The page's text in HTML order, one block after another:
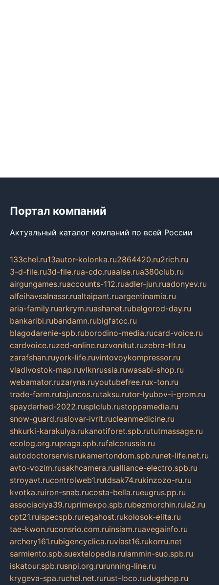
Портал компаний
Актуальный каталог компаний по всей России
133chel.ru13autor-kolonka.ru2864420.ru2rich.ru
3-d-file.ru3d-file.rua-cdc.ruaalse.rua380club.ru
airgungames.ruaccounts-112.ruadler-jun.ruadonyev.ru
alfeihavsalnassr.rualtaipant.ruargentinamia.ru
aria-family.ruarkrym.ruashanet.rubelgorod-day.ru
bankaribi.rubandamn.rubigfatcc.ru
blagodarenie-spb.ruborodino-media.rucard-voice.ru
cardvoice.ruzed-online.ruzvonitut.ruzebra-tlt.ru
zarafshan.ruyork-life.ruvintovoykompressor.ru
vladivostok-map.ruvlknrussia.ruwasabi-shop.ru
webamator.ruzaryna.ruyoutubefree.rux-ton.ru
trade-farm.rutajuncos.rutaksu.rutor-lyubov-i-grom.ru
spayderhed-2022.rusplclub.rustoppamedia.ru
snow-guard.ruslovar-ivrit.rucleanmedicine.ru
shkurki-karakulya.rukanotiforet.spb.rututmassage.ru
ecolog.org.rupraga.spb.rufalcorussia.ru
autodoctorservis.rukamertondom.spb.runet-life.net.ru
avto-vozim.rusakhcamera.rualliance-electro.spb.ru
stroyavt.rucontrolweb1.rutdsak74.rukinzozo-ru.ru
kvotka.ruiron-snab.rucosta-bella.rueugrus.pp.ru
associaciya39.ruprimexpo.spb.rubezmorchin.ruia2.ru
cpt21.ruispecspb.ruregahost.rukolosok-elita.ru
tae-kwon.ruconsrio.com.ruinsiam.ruavegainfo.ru
archery161.rubigencyclica.ruvlast16.rukorru.net
sarmiento.spb.suextelopedia.rulammin-suo.spb.ru
iskatour.spb.rusnpi.org.rurunning-line.ru
krygeva-spa.ruchel.net.rurust-loco.rudugshop.ru